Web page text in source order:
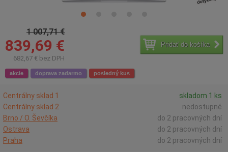
1 007,71 €
839,69 €
682,67 € bez DPH
Pridať do košíka
akcie doprava zadarmo posledný kus
Centrálny sklad 1
skladom 1 ks
Centrálny sklad 2
nedostupné
Brno / O. Ševčíka
do 2 pracovných dní
Ostrava
do 2 pracovných dní
Praha
do 2 pracovných dní